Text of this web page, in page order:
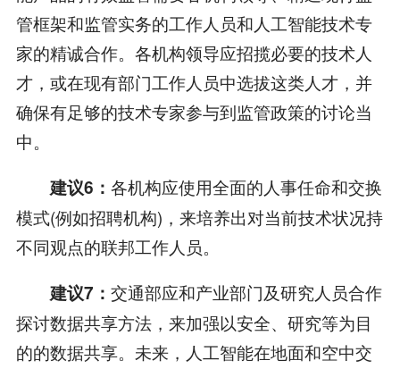
管框架和监管实务的工作人员和人工智能技术专
家的精诚合作。各机构领导应招揽必要的技术人
才，或在现有部门工作人员中选拔这类人才，并
确保有足够的技术专家参与到监管政策的讨论当
中。
建议6： 各机构应使用全面的人事任命和交换
模式(例如招聘机构)，来培养出对当前技术状况持
不同观点的联邦工作人员。
建议7： 交通部应和产业部门及研究人员合作
探讨数据共享方法，来加强以安全、研究等为目
的的数据共享。未来，人工智能在地面和空中交